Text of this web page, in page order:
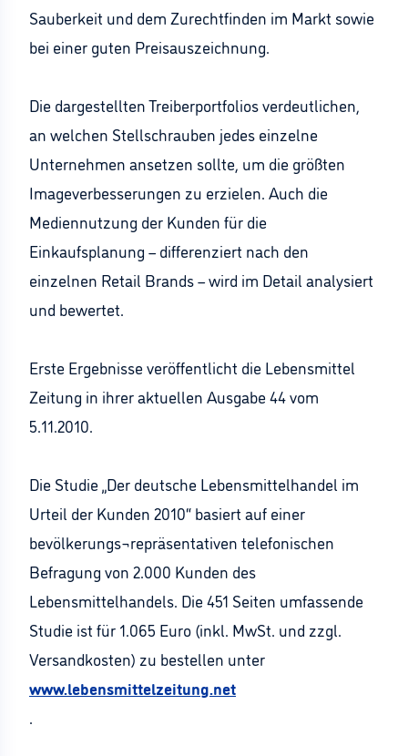
Sauberkeit und dem Zurechtfinden im Markt sowie
bei einer guten Preisauszeichnung.
Die dargestellten Treiberportfolios verdeutlichen,
an welchen Stellschrauben jedes einzelne
Unternehmen ansetzen sollte, um die größten
Imageverbesserungen zu erzielen. Auch die
Mediennutzung der Kunden für die
Einkaufsplanung – differenziert nach den
einzelnen Retail Brands – wird im Detail analysiert
und bewertet.
Erste Ergebnisse veröffentlicht die Lebensmittel
Zeitung in ihrer aktuellen Ausgabe 44 vom
5.11.2010.
Die Studie „Der deutsche Lebensmittelhandel im
Urteil der Kunden 2010“ basiert auf einer
bevölkerungs¬repräsentativen telefonischen
Befragung von 2.000 Kunden des
Lebensmittelhandels. Die 451 Seiten umfassende
Studie ist für 1.065 Euro (inkl. MwSt. und zzgl.
Versandkosten) zu bestellen unter
www.lebensmittelzeitung.net
.